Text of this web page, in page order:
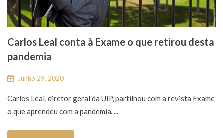
Carlos Leal conta à Exame o que retirou desta
pandemia
Junho 29, 2020
Carlos Leal, diretor geral da UIP, partilhou com a revista Exame
o que aprendeu com a pandemia. ...